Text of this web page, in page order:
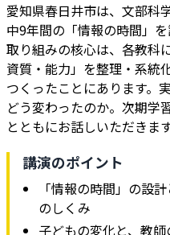
愛知県春日井市は、文部科
中9年間の「情報の時間」
取り組みの核心は、各教科
資質・能力」を整理・系統
つくったことにあります。
どう変わったのか。次期学
とともにお話しいただきます
講演のポイント
「情報の時間」の設
のしくみ
子どもの変化と、教